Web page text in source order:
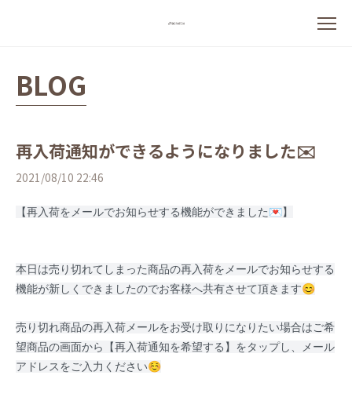
BLOG
再入荷通知ができるようになりました✉️
2021/08/10 22:46
【再入荷をメールでお知らせする機能ができました💌】
本日は売り切れてしまった商品の再入荷をメールでお知らせする
機能が新しくできましたのでお客様へ共有させて頂きます😊
売り切れ商品の再入荷メールをお受け取りになりたい場合はご希
望商品の画面から【再入荷通知を希望する】をタップし、メール
アドレスをご入力ください☺️